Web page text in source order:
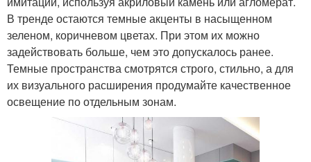
В тренде остаются темные акценты в насыщенном
зеленом, коричневом цветах. При этом их можно
задействовать больше, чем это допускалось ранее.
Темные пространства смотрятся строго, стильно, а для
их визуального расширения продумайте качественное
освещение по отдельным зонам.